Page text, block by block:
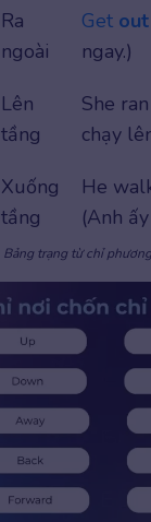
Ra
ngoài
Get out
ngay.)
Lên
tầng
She ran
chạy
Xuống
tầng
He
(Anh
Bảng trạng từ chỉ